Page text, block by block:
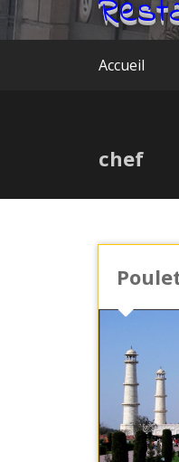
Accueil
chef